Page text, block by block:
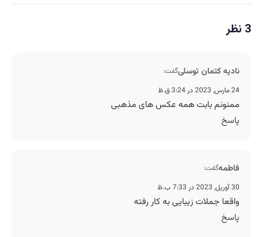
3 نظر
نادیه کتمان توسلیگفت:
24 مارس, 2023 در 3:24 ق.ظ
ممنونم بابت همه عکس های مذهبی
پاسخ
فاطمهگفت:
30 آوریل, 2023 در 7:33 ب.ظ
واقعا جملات زیبایی به کار رفته
پاسخ